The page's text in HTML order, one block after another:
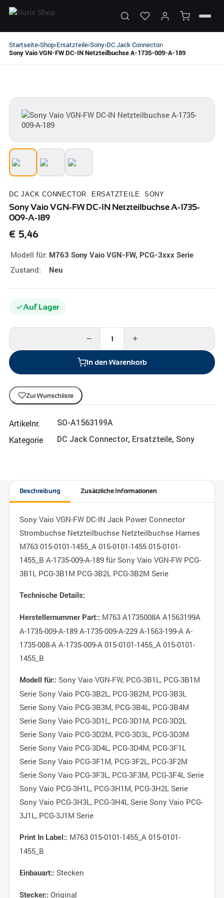
Startseite›Shop›Ersatzteile›Sony›DC Jack Connector›
Sony Vaio VGN-FW DC-IN Netzteilbuchse A-1735-009-A-189
DC JACK CONNECTOR, ERSATZTEILE, SONY
Sony Vaio VGN-FW DC-IN Netzteilbuchse A-1735-
009-A-189
€ 5,46
Modell für: M763 Sony Vaio VGN-FW, PCG-3xxx Serie
Zustand: Neu
Auf Lager
− +
In den Warenkorb
Zur Wunschliste
Artikelnr. SO-A1563199A
Kategorie DC Jack Connector, Ersatzteile, Sony
Beschreibung Zusätzliche Informationen
Sony Vaio VGN-FW DC-IN Jack Power Connector
Strombuchse Netzteilbuchse Netzteilbuchse Harnes
M763 015-0101-1455_A 015-0101-1455 015-0101-
1455_B A-1735-009-A-189 für Sony Vaio VGN-FW PCG-
3B1L PCG-3B1M PCG-3B2L PCG-3B2M Serie
Technische Details:
Herstellernummer Part::M763 A1735008A A1563199A
A-1735-009-A-189 A-1735-009-A-229 A-1563-199-A A-
1735-008-A A-1735-009-A 015-0101-1455_A 015-0101-
1455_B
Modell für::Sony Vaio VGN-FW, PCG-3B1L, PCG-3B1M
Serie Sony Vaio PCG-3B2L, PCG-3B2M, PCG-3B3L
Serie Sony Vaio PCG-3B3M, PCG-3B4L, PCG-3B4M
Serie Sony Vaio PCG-3D1L, PCG-3D1M, PCG-3D2L
Serie Sony Vaio PCG-3D2M, PCG-3D3L, PCG-3D3M
Serie Sony Vaio PCG-3D4L, PCG-3D4M, PCG-3F1L
Serie Sony Vaio PCG-3F1M, PCG-3F2L, PCG-3F2M
Serie Sony Vaio PCG-3F3L, PCG-3F3M, PCG-3F4L Serie
Sony Vaio PCG-3H1L, PCG-3H1M, PCG-3H2L Serie
Sony Vaio PCG-3H3L, PCG-3H4L Serie Sony Vaio PCG-
3J1L, PCG-3J1M Serie
Print In Label::M763 015-0101-1455_A 015-0101-
1455_B
Einbauart::Stecken
Stecker::Original